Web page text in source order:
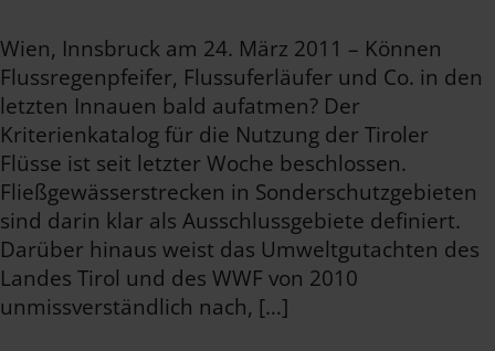
Wien, Innsbruck am 24. März 2011 – Können
Flussregenpfeifer, Flussuferläufer und Co. in den
letzten Innauen bald aufatmen? Der
Kriterienkatalog für die Nutzung der Tiroler
Flüsse ist seit letzter Woche beschlossen.
Fließgewässerstrecken in Sonderschutzgebieten
sind darin klar als Ausschlussgebiete definiert.
Darüber hinaus weist das Umweltgutachten des
Landes Tirol und des WWF von 2010
unmissverständlich nach, […]